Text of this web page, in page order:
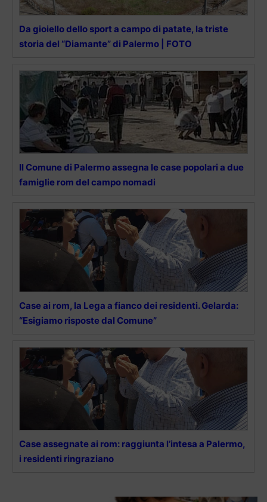
Da gioiello dello sport a campo di patate, la triste
storia del “Diamante” di Palermo | FOTO
Il Comune di Palermo assegna le case popolari a due
famiglie rom del campo nomadi
Case ai rom, la Lega a fianco dei residenti. Gelarda:
“Esigiamo risposte dal Comune”
Case assegnate ai rom: raggiunta l’intesa a Palermo,
i residenti ringraziano